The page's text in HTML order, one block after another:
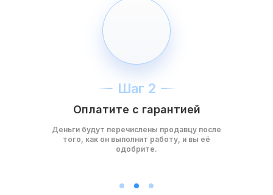
Шаг 2
Оплатите с гарантией
Деньги будут перечислены продавцу после
того, как он выполнит работу, и вы её
одобрите.